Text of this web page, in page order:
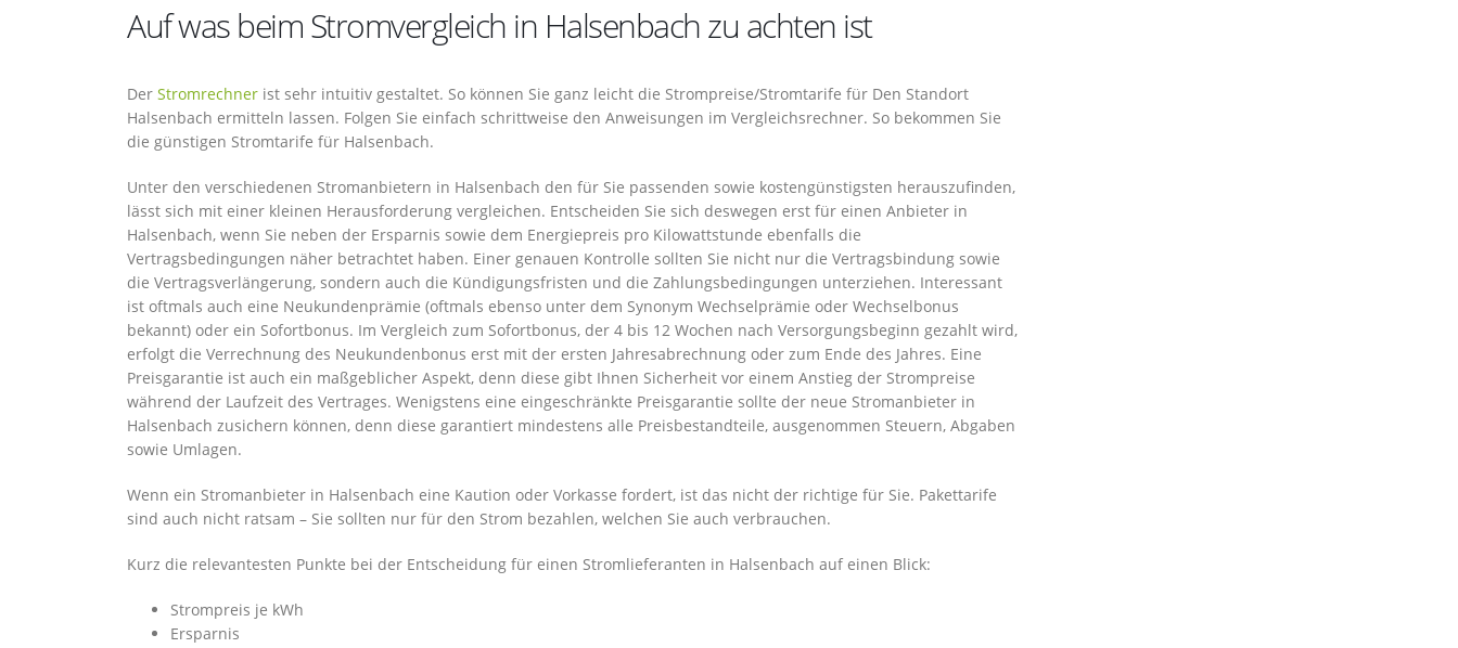
Auf was beim Stromvergleich in Halsenbach zu achten ist
Der Stromrechner ist sehr intuitiv gestaltet. So können Sie ganz leicht die Strompreise/Stromtarife für Den Standort
Halsenbach ermitteln lassen. Folgen Sie einfach schrittweise den Anweisungen im Vergleichsrechner. So bekommen Sie
die günstigen Stromtarife für Halsenbach.
Unter den verschiedenen Stromanbietern in Halsenbach den für Sie passenden sowie kostengünstigsten herauszufinden,
lässt sich mit einer kleinen Herausforderung vergleichen. Entscheiden Sie sich deswegen erst für einen Anbieter in
Halsenbach, wenn Sie neben der Ersparnis sowie dem Energiepreis pro Kilowattstunde ebenfalls die
Vertragsbedingungen näher betrachtet haben. Einer genauen Kontrolle sollten Sie nicht nur die Vertragsbindung sowie
die Vertragsverlängerung, sondern auch die Kündigungsfristen und die Zahlungsbedingungen unterziehen. Interessant
ist oftmals auch eine Neukundenprämie (oftmals ebenso unter dem Synonym Wechselprämie oder Wechselbonus
bekannt) oder ein Sofortbonus. Im Vergleich zum Sofortbonus, der 4 bis 12 Wochen nach Versorgungsbeginn gezahlt wird,
erfolgt die Verrechnung des Neukundenbonus erst mit der ersten Jahresabrechnung oder zum Ende des Jahres. Eine
Preisgarantie ist auch ein maßgeblicher Aspekt, denn diese gibt Ihnen Sicherheit vor einem Anstieg der Strompreise
während der Laufzeit des Vertrages. Wenigstens eine eingeschränkte Preisgarantie sollte der neue Stromanbieter in
Halsenbach zusichern können, denn diese garantiert mindestens alle Preisbestandteile, ausgenommen Steuern, Abgaben
sowie Umlagen.
Wenn ein Stromanbieter in Halsenbach eine Kaution oder Vorkasse fordert, ist das nicht der richtige für Sie. Pakettarife
sind auch nicht ratsam – Sie sollten nur für den Strom bezahlen, welchen Sie auch verbrauchen.
Kurz die relevantesten Punkte bei der Entscheidung für einen Stromlieferanten in Halsenbach auf einen Blick:
Strompreis je kWh
Ersparnis